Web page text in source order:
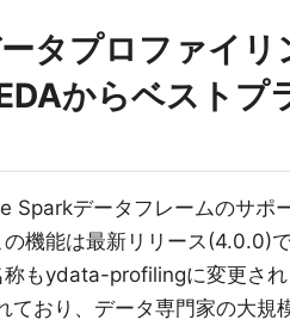
タプロファイリ
からベストプ
データフレームのサポ
機能は最新リリース(4.0.0)
もydata-profilingに変更さ
ており、データ専門家の大規